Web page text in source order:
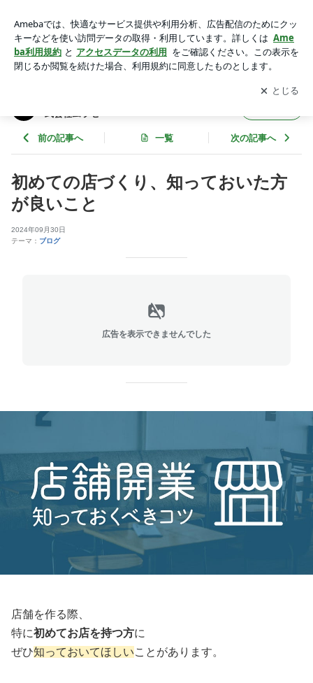
事・改装リニューアル工事｜株式会社ムラセ
アプリをダウンロードして ブログの更新通知
を受け取りまし
ょう。
開く
式会社ムラセ
前の記事へ 一覧 次の記事へ
初めての店づくり、知っておいた方
が良いこと
2024年09月30日
テーマ： ブログ
広告を表示できませんでした
店舗を作る際、
特に初めてお店を持つ方に
ぜひ知っておいてほしいことがあります。